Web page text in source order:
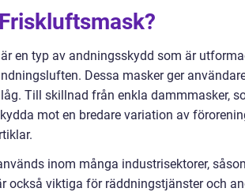
en typ av andningsskydd som är
Dessa masker ger
Till skillnad från enkla dammmasker,
mot en bredare variation av
inom många industrisektorer,
också viktiga för räddningstjänster och